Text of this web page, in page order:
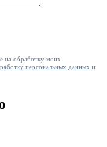
на обработку моих
персональных данных и